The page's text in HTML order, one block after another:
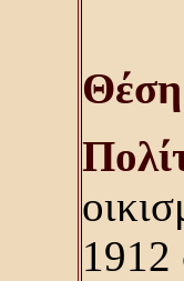
Θέση
1912